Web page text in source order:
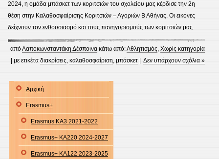
2024, η ομάδα μπάσκετ των κοριτσιών του σχολείου μας κέρδισε την 2η
θέση στην Καλαθοσφαίρισης Κοριτσιών – Αγοριών Β Αθήνας. Οι εικόνες
δείχνουν τον ενθουσιασμό και τους πανηγυρισμούς των κοριτσιών μας.
απόΛαποκωνσταντάκη Δέσποινα κάτω από:Αθλητισμός,Χωρίς κατηγορία
| με ετικέταδιακρίσεις,καλαθοσφαίριση,μπάσκετ |Δεν υπάρχουν σχόλια »
Αρχική
Erasmus+
Erasmus KA3 2021-2022
Erasmus+ KA220 2024-2027
Erasmus+ KA122 2023-2025